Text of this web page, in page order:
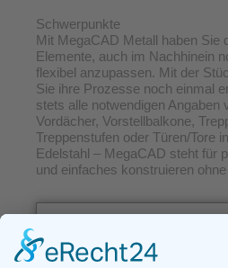
Schwerpunkte
Mit MegaCAD Metall haben Sie
Elemente, auch im Nachhinein
flexibel anzupassen. Mit der
Sie ihre Prozesse noch einmal
stets alle notwendigen Angaben
Vordächer, Vorstellbalkone,
Treppenstufen oder Türen/Tore
Edelstahl – MegaCAD steht für
und einfaches konstruieren
Große Elbstraße 43